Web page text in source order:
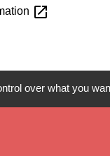
open_in_new
over what you